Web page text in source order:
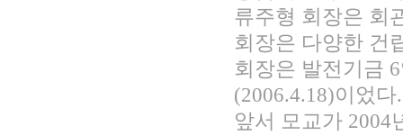
류주형 회장은 회
회장은 다양한 건
회장은 발전기금
(2006.4.18)이었다.
앞서 모교가 2004